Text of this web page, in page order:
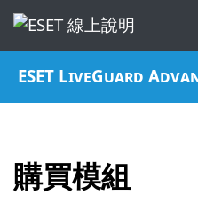
ESET LiveGuard
購買模組